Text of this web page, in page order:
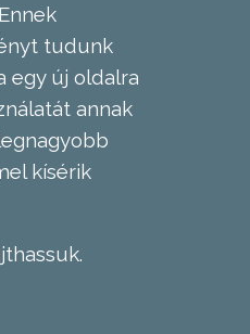
tudunk
egy új oldalra
annak
kísérik